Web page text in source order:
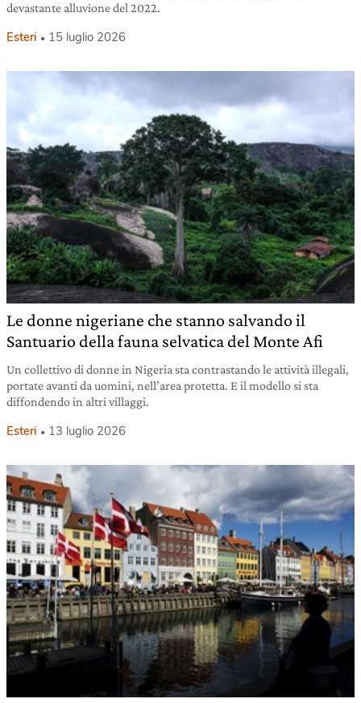
devastante alluvione del 2022.
Esteri 15 luglio 2026
Le donne nigeriane che stanno salvando il
Santuario della fauna selvatica del Monte Afi
Un collettivo di donne in Nigeria sta contrastando le attività illegali,
portate avanti da uomini, nell’area protetta. E il modello si sta
diffondendo in altri villaggi.
Esteri 13 luglio 2026